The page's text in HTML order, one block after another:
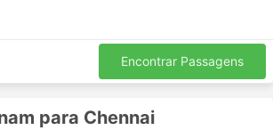
Encontrar Passagens
para Chennai